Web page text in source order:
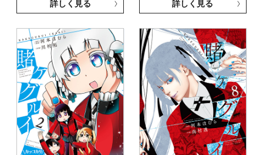
詳しく見る 詳しく見る